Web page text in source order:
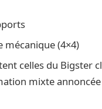
mécanique (4×4)
celles du Bigster
mixte annoncée